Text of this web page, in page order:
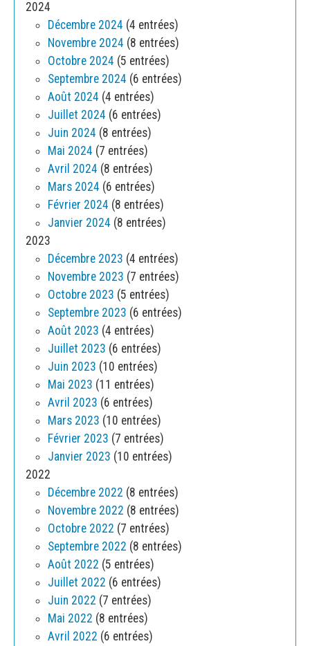
2024
Décembre 2024 (4 entrées)
Novembre 2024 (8 entrées)
Octobre 2024 (5 entrées)
Septembre 2024 (6 entrées)
Août 2024 (4 entrées)
Juillet 2024 (6 entrées)
Juin 2024 (8 entrées)
Mai 2024 (7 entrées)
Avril 2024 (8 entrées)
Mars 2024 (6 entrées)
Février 2024 (8 entrées)
Janvier 2024 (8 entrées)
2023
Décembre 2023 (4 entrées)
Novembre 2023 (7 entrées)
Octobre 2023 (5 entrées)
Septembre 2023 (6 entrées)
Août 2023 (4 entrées)
Juillet 2023 (6 entrées)
Juin 2023 (10 entrées)
Mai 2023 (11 entrées)
Avril 2023 (6 entrées)
Mars 2023 (10 entrées)
Février 2023 (7 entrées)
Janvier 2023 (10 entrées)
2022
Décembre 2022 (8 entrées)
Novembre 2022 (8 entrées)
Octobre 2022 (7 entrées)
Septembre 2022 (8 entrées)
Août 2022 (5 entrées)
Juillet 2022 (6 entrées)
Juin 2022 (7 entrées)
Mai 2022 (8 entrées)
Avril 2022 (6 entrées)